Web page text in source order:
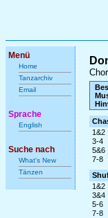
Menü
Home
Tanzarchiv
Email
Sprache
English
Suche nach
What's New
Tänzen
1&2
3-4
5&6
7-8
1&2
3&4
5-6
7-8